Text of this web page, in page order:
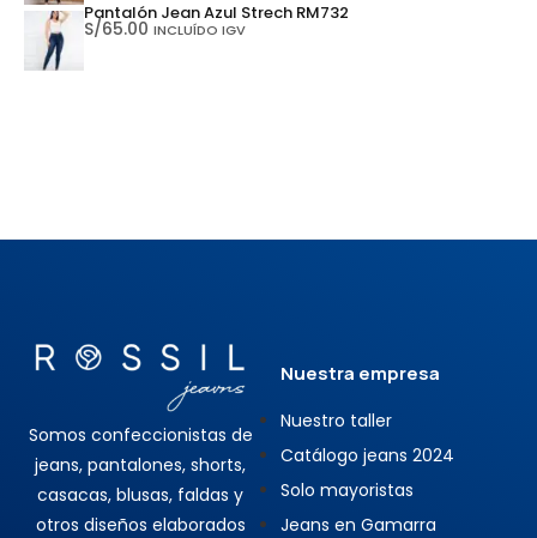
Pantalón Jean Azul Strech RM732
S/65.00 INCLUÍDO IGV
Somos confeccionistas de
jeans, pantalones, shorts,
casacas, blusas, faldas y
otros diseños elaborados
Nuestra empresa
Nuestro taller
Catálogo jeans 2024
Solo mayoristas
Jeans en Gamarra